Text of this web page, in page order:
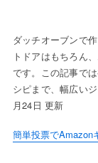
ダッチオーブンで
トドアはもちろん
です。この記事で
シピまで、幅広い
月24日 更新
簡単投票でAmazon